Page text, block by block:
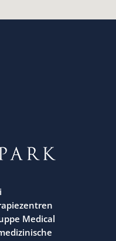
Medical